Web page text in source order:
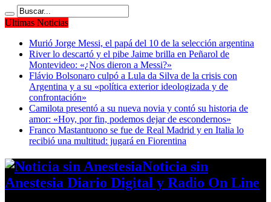
Ultimas Noticias
Murió Jorge Messi, el papá del 10 de la selección argentina
River lo descartó y el pibe Jaime brilla en Peñarol de
Montevideo: «¿Nos dieron a Messi?»
Flávio Bolsonaro culpó a Lula da Silva de la crisis con
Argentina y a su «política exterior ideologizada y de
confrontación»
Camilota presentó a su nueva novia y contó su historia de
amor: «Hoy, por fin, podemos dejar de escondernos»
Franco Mastantuono se fue de Real Madrid y en Italia lo
recibió una multitud: jugará en Fiorentina
Noticia sin
Anestesia Diario Digital y Radio On Line